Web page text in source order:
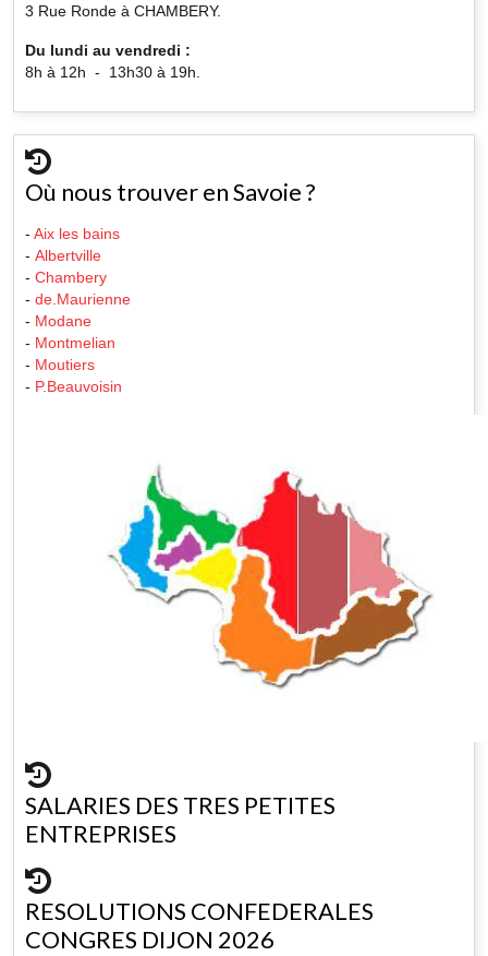
3 Rue Ronde à CHAMBERY.
Du lundi au vendredi :
8h à 12h - 13h30 à 19h.
Où nous trouver en Savoie ?
- Aix les bains
- Albertville
- Chambery
- de.Maurienne
- Modane
- Montmelian
- Moutiers
- P.Beauvoisin
SALARIES DES TRES PETITES
ENTREPRISES
RESOLUTIONS CONFEDERALES
CONGRES DIJON 2026